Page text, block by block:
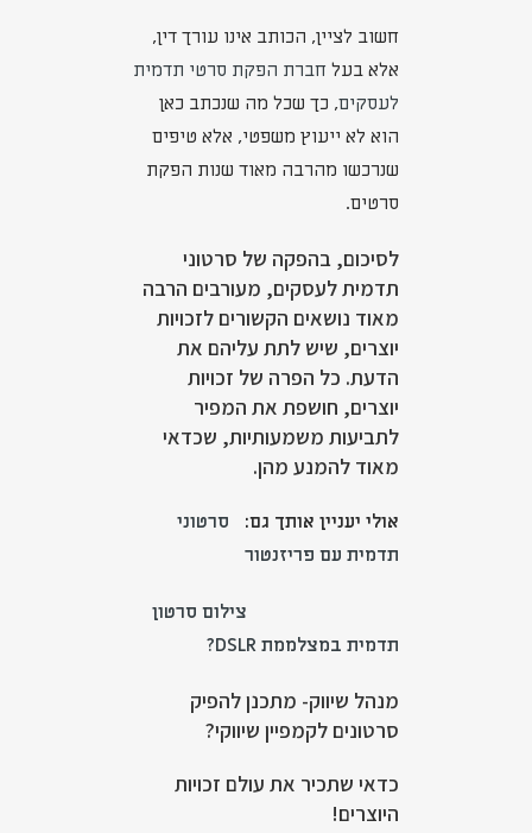
חשוב לציין, הכותב אינו עורך דין,
אלא בעל חברת הפקת סרטי תדמית
לעסקים, כך שכל מה שנכתב כאן
הוא לא ייעוץ משפטי, אלא טיפים
שנרכשו מהרבה מאוד שנות הפקת
סרטים.
לסיכום, בהפקה של סרטוני
תדמית לעסקים, מעורבים הרבה
מאוד נושאים הקשורים לזכויות
יוצרים, שיש לתת עליהם את
הדעת. כל הפרה של זכויות
יוצרים, חושפת את המפיר
לתביעות משמעותיות, שכדאי
מאוד להמנע מהן.
אולי יעניין אותך גם: סרטוני
תדמית עם פריזנטור
צילום סרטון
תדמית במצלממת DSLR?
מנהל שיווק- מתכנן להפיק
סרטונים לקמפיין שיווקי?
כדאי שתכיר את עולם זכויות
היוצרים!